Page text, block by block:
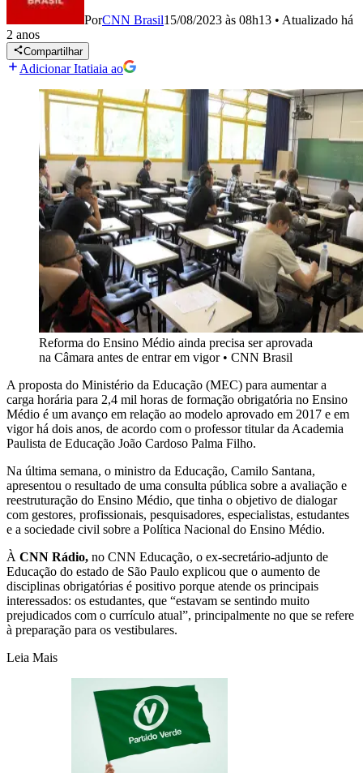
PorCNN Brasil15/08/2023 às 08h13 • Atualizado há
2 anos
Compartilhar
Adicionar Itatiaia ao
Reforma do Ensino Médio ainda precisa ser aprovada
na Câmara antes de entrar em vigor• CNN Brasil
A proposta do Ministério da Educação (MEC) para aumentar a
carga horária para 2,4 mil horas de formação obrigatória no Ensino
Médio é um avanço em relação ao modelo aprovado em 2017 e em
vigor há dois anos, de acordo com o professor titular da Academia
Paulista de Educação João Cardoso Palma Filho.
Na última semana, o ministro da Educação, Camilo Santana,
apresentou o resultado de uma consulta pública sobre a avaliação e
reestruturação do Ensino Médio, que tinha o objetivo de dialogar
com gestores, profissionais, pesquisadores, especialistas, estudantes
e a sociedade civil sobre a Política Nacional do Ensino Médio.
À CNN Rádio, no CNN Educação, o ex-secretário-adjunto de
Educação do estado de São Paulo explicou que o aumento de
disciplinas obrigatórias é positivo porque atende os principais
interessados: os estudantes, que “estavam se sentindo muito
prejudicados com o currículo atual”, principalmente no que se refere
à preparação para os vestibulares.
Leia Mais